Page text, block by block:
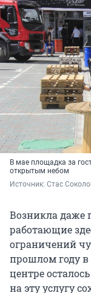
В мае площадка за
открытым небом
Источник: Стас
Возникла даже
работающие
ограничений
прошлом году
центре
на эту услугу